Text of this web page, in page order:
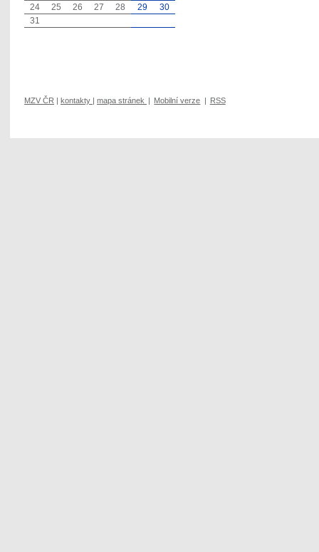
24
25 26 27 28 29
30
31
MZV ČR kontakty mapa stránek Mobilní verze RSS